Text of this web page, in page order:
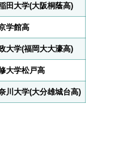
田大学(大阪桐蔭高)
学館高
大学(福岡大大濠高)
大学松戸高
川大学(大分雄城台高)